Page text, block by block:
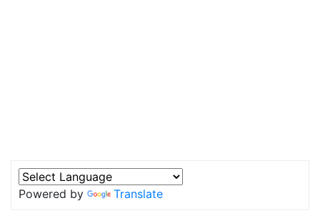
Powered by Translate